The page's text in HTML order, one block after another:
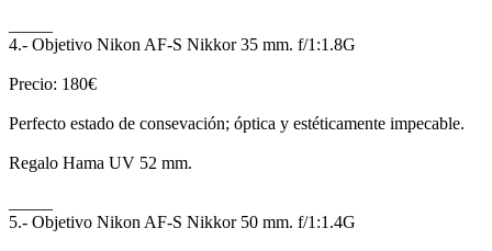
4.- Objetivo Nikon AF-S Nikkor 35 mm. f/1:1.8G
Precio: 180€
Perfecto estado de consevación; óptica y estéticamente impecable.
Regalo Hama UV 52 mm.
5.- Objetivo Nikon AF-S Nikkor 50 mm. f/1:1.4G